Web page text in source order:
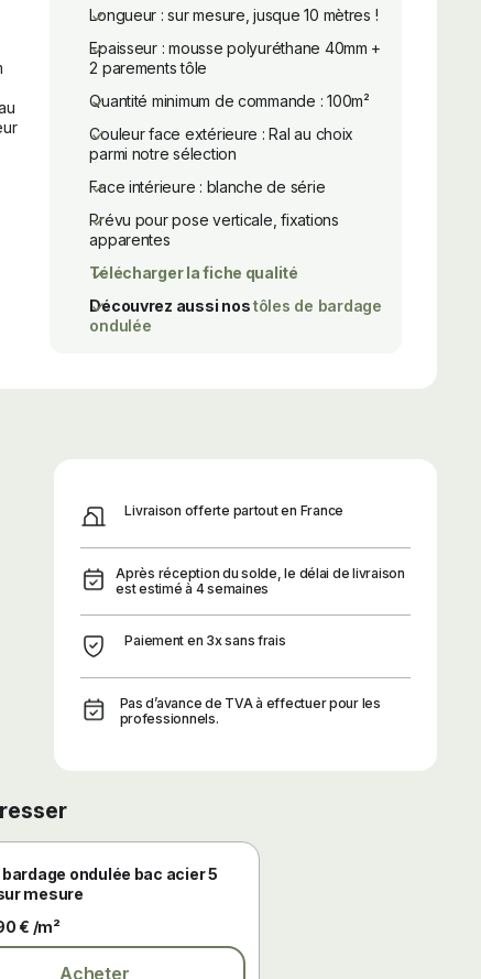
Longueur : sur mesure, jusque 10 mètres !
Epaisseur : mousse polyuréthane 40mm +
2 parements tôle
Quantité minimum de commande : 100m²
Couleur face extérieure : Ral au choix
parmi notre sélection
Face intérieure : blanche de série
Prévu pour pose verticale, fixations
apparentes
Télécharger la fiche qualité
Découvrez aussi nostôles de bardage
ondulée
Livraison offerte partout en France
Après réception du solde, le délai de livraison
est estimé à 4 semaines
Paiement en 3x sans frais
Pas d’avance de TVA à effectuer pour les
professionnels.
bardage ondulée bac acier 5
mesure
€ /m²
Acheter